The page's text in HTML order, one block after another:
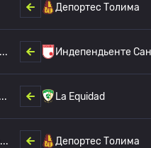
Депортес Толима
Индепендьенте
La Equidad
Депортес Толима